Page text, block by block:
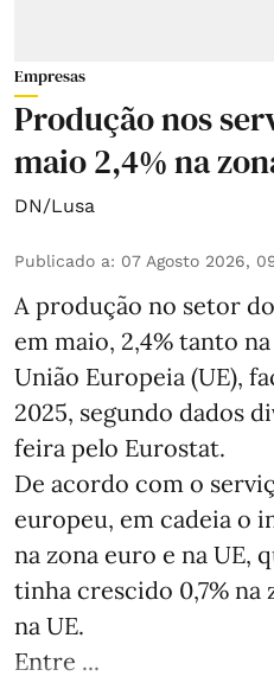
Empresas
Produção nos
maio 2,4% na
DN/Lusa
Publicado a: 07 Agosto 2026,
A produção no setor
em maio, 2,4% tanto
União Europeia (UE),
2025, segundo dados
feira pelo Eurostat.
De acordo com o
europeu, em cadeia o
na zona euro e na UE,
tinha crescido 0,7% na
na UE.
Entre ...